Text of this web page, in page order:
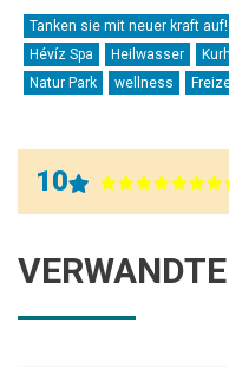
Tanken sie mit neuer kraft auf!
Hévíz Spa
Heilwasser
Natur Park
wellness
10